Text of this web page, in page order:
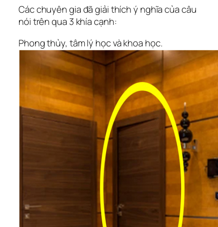
Các chuyên gia đã giải thích ý nghĩa của câu
nói trên qua 3 khía cạnh:
Phong thủy, tâm lý học và khoa học.